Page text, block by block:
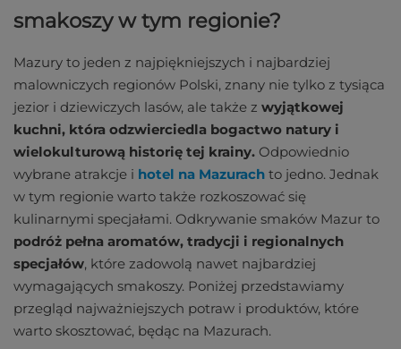
smakoszy w tym regionie?
Mazury to jeden z najpiękniejszych i najbardziej
malowniczych regionów Polski, znany nie tylko z tysiąca
jezior i dziewiczych lasów, ale także z wyjątkowej
kuchni, która odzwierciedla bogactwo natury i
wielokulturową historię tej krainy. Odpowiednio
wybrane atrakcje i hotel na Mazurach to jedno. Jednak
w tym regionie warto także rozkoszować się
kulinarnymi specjałami. Odkrywanie smaków Mazur to
podróż pełna aromatów, tradycji i regionalnych
specjałów, które zadowolą nawet najbardziej
wymagających smakoszy. Poniżej przedstawiamy
przegląd najważniejszych potraw i produktów, które
warto skosztować, będąc na Mazurach.